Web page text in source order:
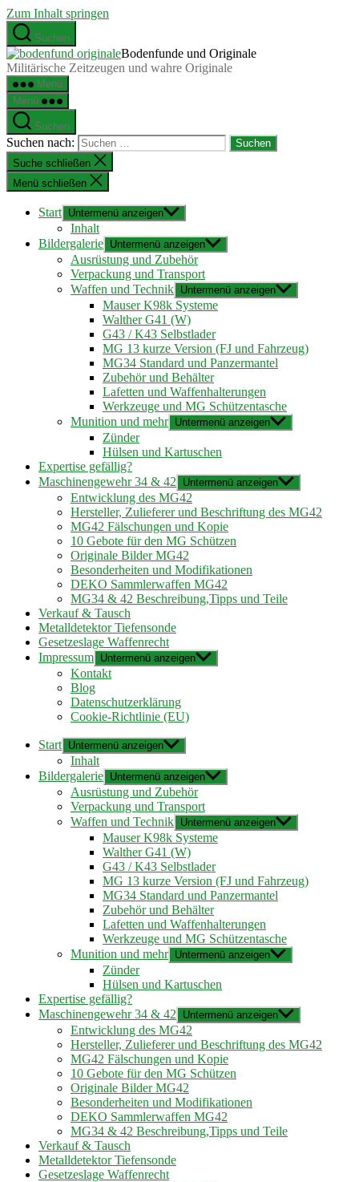
Zum Inhalt springen
Suchen
Bodenfunde und Originale
Militärische Zeitzeugen und wahre Originale
Menü
Menü
Suchen
Suchen nach:
Suche schließen
Menü schließen
Start Untermenü anzeigen
Inhalt
Bildergalerie Untermenü anzeigen
Ausrüstung und Zubehör
Verpackung und Transport
Waffen und Technik Untermenü anzeigen
Mauser K98k Systeme
Walther G41 (W)
G43 / K43 Selbstlader
MG 13 kurze Version (FJ und Fahrzeug)
MG34 Standard und Panzermantel
Zubehör und Behälter
Lafetten und Waffenhalterungen
Werkzeuge und MG Schützentasche
Munition und mehr Untermenü anzeigen
Zünder
Hülsen und Kartuschen
Expertise gefällig?
Maschinengewehr 34 & 42
Untermenü anzeigen
Entwicklung des MG42
Hersteller, Zulieferer und Beschriftung des MG42
MG42 Fälschungen und Kopie
10 Gebote für den MG Schützen
Originale Bilder MG42
Besonderheiten und Modifikationen
DEKO Sammlerwaffen MG42
MG34 & 42 Beschreibung,Tipps und Teile
Verkauf & Tausch
Metalldetektor Tiefensonde
Gesetzeslage Waffenrecht
Impressum Untermenü anzeigen
Kontakt
Blog
Datenschutzerklärung
Cookie-Richtlinie (EU)
Start Untermenü anzeigen
Inhalt
Bildergalerie Untermenü anzeigen
Ausrüstung und Zubehör
Verpackung und Transport
Waffen und Technik Untermenü anzeigen
Mauser K98k Systeme
Walther G41 (W)
G43 / K43 Selbstlader
MG 13 kurze Version (FJ und Fahrzeug)
MG34 Standard und Panzermantel
Zubehör und Behälter
Lafetten und Waffenhalterungen
Werkzeuge und MG Schützentasche
Munition und mehr Untermenü anzeigen
Zünder
Hülsen und Kartuschen
Expertise gefällig?
Maschinengewehr 34 & 42
Untermenü anzeigen
Entwicklung des MG42
Hersteller, Zulieferer und Beschriftung des MG42
MG42 Fälschungen und Kopie
10 Gebote für den MG Schützen
Originale Bilder MG42
Besonderheiten und Modifikationen
DEKO Sammlerwaffen MG42
MG34 & 42 Beschreibung,Tipps und Teile
Verkauf & Tausch
Metalldetektor Tiefensonde
Gesetzeslage Waffenrecht